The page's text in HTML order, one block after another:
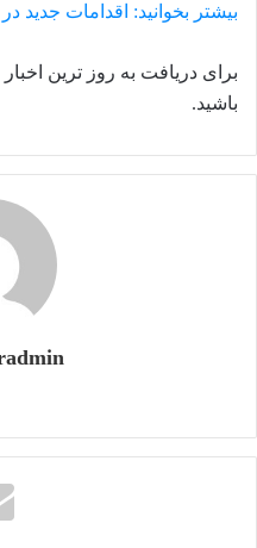
بیشتر بخوانید: اقدامات جدید
برای دریافت به روز ترین
باشید.